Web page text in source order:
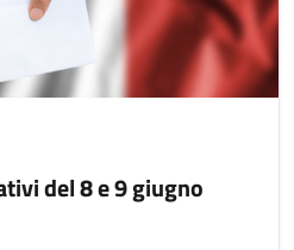
del 8 e 9 giugno